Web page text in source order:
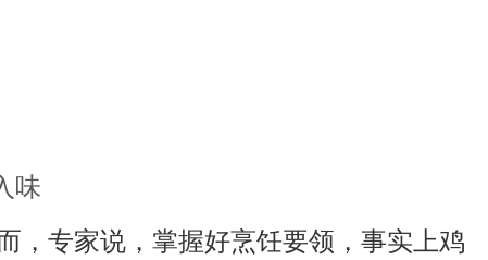
味
，专家说，掌握好烹饪要领，事实上鸡